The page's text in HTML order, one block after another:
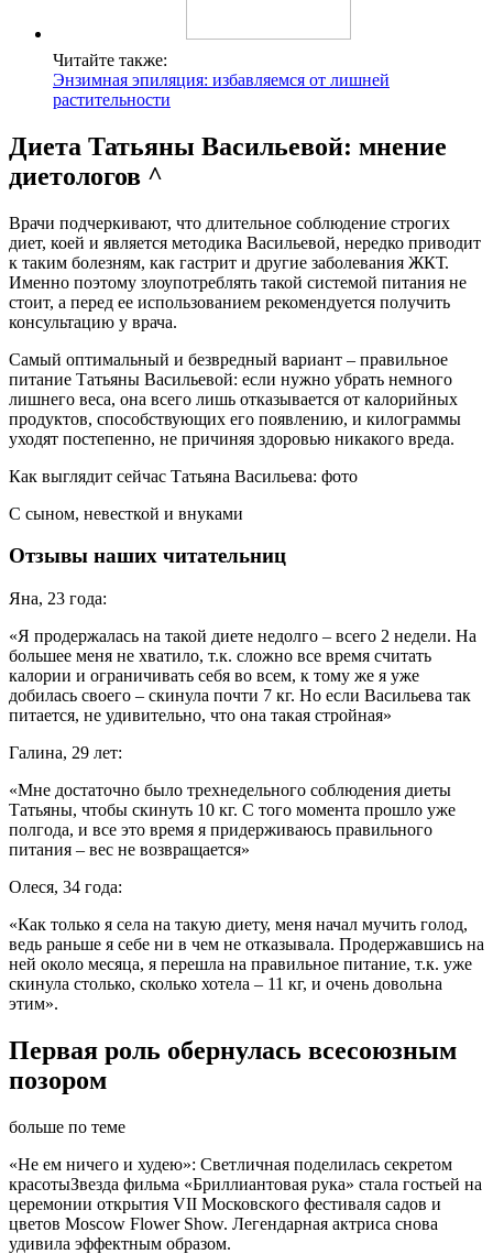
Читайте также:
Энзимная эпиляция: избавляемся от лишней
растительности
Диета Татьяны Васильевой: мнение
диетологов ^
Врачи подчеркивают, что длительное соблюдение строгих
диет, коей и является методика Васильевой, нередко приводит
к таким болезням, как гастрит и другие заболевания ЖКТ.
Именно поэтому злоупотреблять такой системой питания не
стоит, а перед ее использованием рекомендуется получить
консультацию у врача.
Самый оптимальный и безвредный вариант – правильное
питание Татьяны Васильевой: если нужно убрать немного
лишнего веса, она всего лишь отказывается от калорийных
продуктов, способствующих его появлению, и килограммы
уходят постепенно, не причиняя здоровью никакого вреда.
Как выглядит сейчас Татьяна Васильева: фото
С сыном, невесткой и внуками
Отзывы наших читательниц
Яна, 23 года:
«Я продержалась на такой диете недолго – всего 2 недели. На
большее меня не хватило, т.к. сложно все время считать
калории и ограничивать себя во всем, к тому же я уже
добилась своего – скинула почти 7 кг. Но если Васильева так
питается, не удивительно, что она такая стройная»
Галина, 29 лет:
«Мне достаточно было трехнедельного соблюдения диеты
Татьяны, чтобы скинуть 10 кг. С того момента прошло уже
полгода, и все это время я придерживаюсь правильного
питания – вес не возвращается»
Олеся, 34 года:
«Как только я села на такую диету, меня начал мучить голод,
ведь раньше я себе ни в чем не отказывала. Продержавшись на
ней около месяца, я перешла на правильное питание, т.к. уже
скинула столько, сколько хотела – 11 кг, и очень довольна
этим».
Первая роль обернулась всесоюзным
позором
больше по теме
«Не ем ничего и худею»: Светличная поделилась секретом
красотыЗвезда фильма «Бриллиантовая рука» стала гостьей на
церемонии открытия VII Московского фестиваля садов и
цветов Moscow Flower Show. Легендарная актриса снова
удивила эффектным образом.